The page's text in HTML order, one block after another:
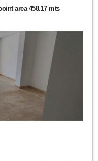
area 458.17 mts